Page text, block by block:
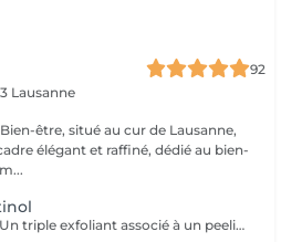
92
Lausanne
être, situé au cur de Lausanne,
élégant et raffiné, dédié au bien-
Femm...
Peeling intensif Rétinol Un triple exfoliant associé à un peeling acide très haute concentration à 30% d'acides (acide glycolique, citrique, malique et salicylique) pour un lissage et un resurfaçage profond de la peau. Les tâches pigmentaires sont atténuées et le teint est unifié. La peau est visiblement plus lisse. [Inspiration esthétique : le peeling acide] Un effet nouvelle peau dès le 1er soin